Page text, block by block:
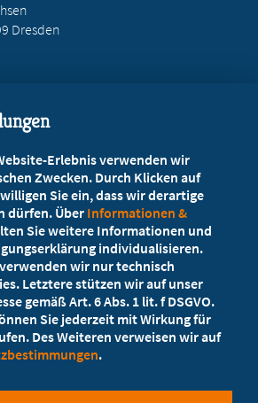
Dresden
Sie!
Mitglied
einer MB-Mitgliedschaft
Erlebnis verwenden wir
Zwecken. Durch Klicken auf
Sie ein, dass wir derartige
dürfen. Über Informationen &
Sie weitere Informationen und
individualisieren.
wir nur technisch
Letztere stützen wir auf unser
gemäß Art. 6 Abs. 1 lit. f DSGVO.
Sie jederzeit mit Wirkung für
Des Weiteren verweisen wir auf
.